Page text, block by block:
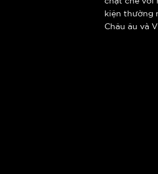
kiện thường
Châu âu và